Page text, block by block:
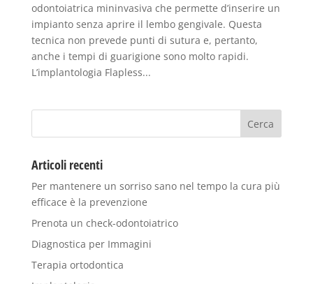
odontoiatrica mininvasiva che permette d’inserire un
impianto senza aprire il lembo gengivale. Questa
tecnica non prevede punti di sutura e, pertanto,
anche i tempi di guarigione sono molto rapidi.
L’implantologia Flapless...
Articoli recenti
Per mantenere un sorriso sano nel tempo la cura più
efficace è la prevenzione
Prenota un check-odontoiatrico
Diagnostica per Immagini
Terapia ortodontica